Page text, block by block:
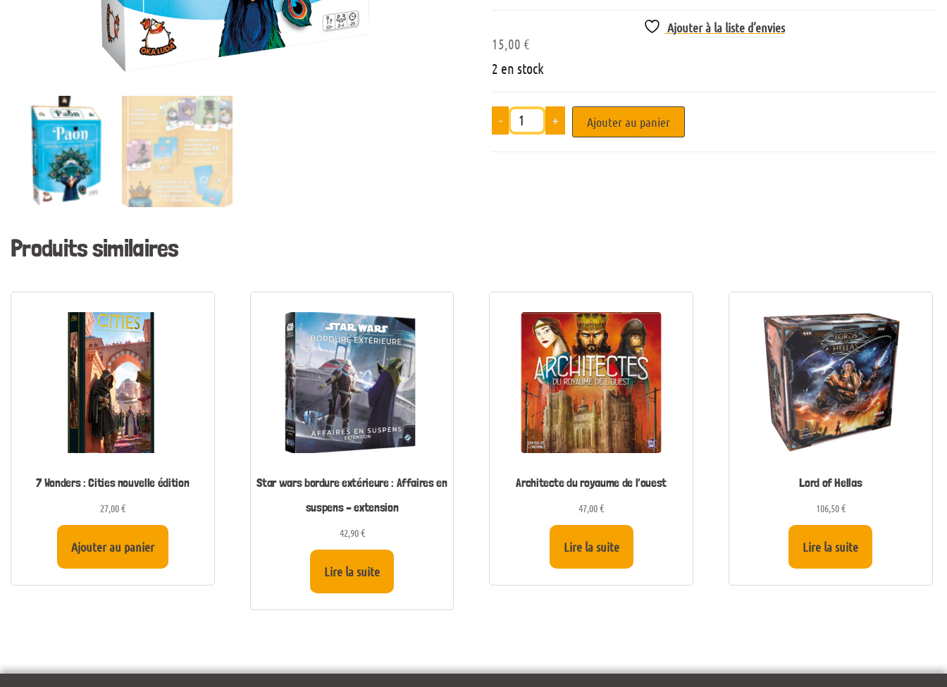
Ajouter à la liste d’envies
15,00€
2 en stock
- + Ajouter au panier
Produits similaires
7 Wonders : Cities nouvelle édition
27,00€
Ajouter au panier
Star wars bordure extérieure : Affaires en
suspens – extension
42,90€
Lire la suite
Architecte du royaume de l’ouest
47,00€
Lire la suite
Lord of Hellas
106,50€
Lire la suite